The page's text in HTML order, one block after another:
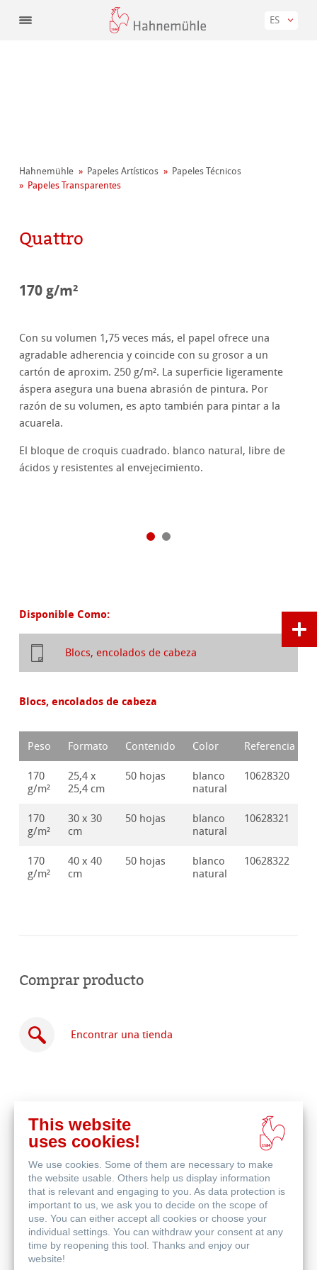
ES
Hahnemühle Papeles Artísticos
Papeles Técnicos
Papeles Transparentes
Quattro
170 g/m²
Con su volumen 1,75 veces más, el papel ofrece una
agradable adherencia y coincide con su grosor a un
cartón de aproxim. 250 g/m². La superficie ligeramente
áspera asegura una buena abrasión de pintura. Por
razón de su volumen, es apto también para pintar a la
acuarela.
El bloque de croquis cuadrado. blanco natural, libre de
ácidos y resistentes al envejecimiento.
Disponible Como:
Blocs, encolados de cabeza
Blocs, encolados de cabeza
Peso Formato Contenido Color Referencia
170
g/m²
25,4 x
25,4 cm
50 hojas
blanco
natural
10628320
170
g/m²
30 x 30
cm
50 hojas
blanco
natural
10628321
170
g/m²
40 x 40
cm
50 hojas
blanco
natural
10628322
Comprar producto
Encontrar una tienda
Comprar
en
línea
This website
uses cookies!
We use cookies. Some of them are necessary to make
the website usable. Others help us display information
that is relevant and engaging to you. As data protection is
important to us, we ask you to decide on the scope of
use. You can either accept all cookies or choose your
individual settings. You can withdraw your consent at any
time by reopening this tool. Thanks and enjoy our
website!